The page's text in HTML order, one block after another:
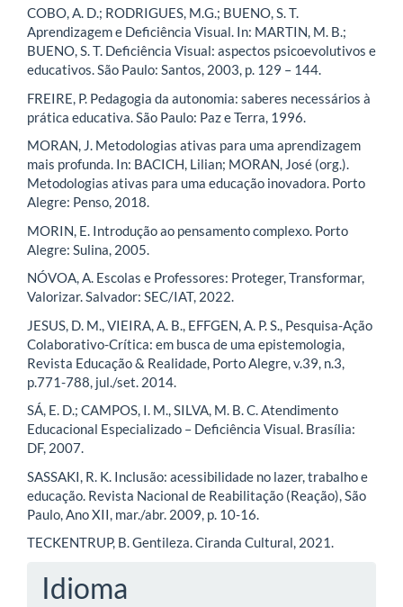
COBO, A. D.; RODRIGUES, M.G.; BUENO, S. T.
Aprendizagem e Deficiência Visual. In: MARTIN, M. B.;
BUENO, S. T. Deficiência Visual: aspectos psicoevolutivos e
educativos. São Paulo: Santos, 2003, p. 129 – 144.
FREIRE, P. Pedagogia da autonomia: saberes necessários à
prática educativa. São Paulo: Paz e Terra, 1996.
MORAN, J. Metodologias ativas para uma aprendizagem
mais profunda. In: BACICH, Lilian; MORAN, José (org.).
Metodologias ativas para uma educação inovadora. Porto
Alegre: Penso, 2018.
MORIN, E. Introdução ao pensamento complexo. Porto
Alegre: Sulina, 2005.
NÓVOA, A. Escolas e Professores: Proteger, Transformar,
Valorizar. Salvador: SEC/IAT, 2022.
JESUS, D. M., VIEIRA, A. B., EFFGEN, A. P. S., Pesquisa-Ação
Colaborativo-Crítica: em busca de uma epistemologia,
Revista Educação & Realidade, Porto Alegre, v.39, n.3,
p.771-788, jul./set. 2014.
SÁ, E. D.; CAMPOS, I. M., SILVA, M. B. C. Atendimento
Educacional Especializado – Deficiência Visual. Brasília:
DF, 2007.
SASSAKI, R. K. Inclusão: acessibilidade no lazer, trabalho e
educação. Revista Nacional de Reabilitação (Reação), São
Paulo, Ano XII, mar./abr. 2009, p. 10-16.
TECKENTRUP, B. Gentileza. Ciranda Cultural, 2021.
Idioma